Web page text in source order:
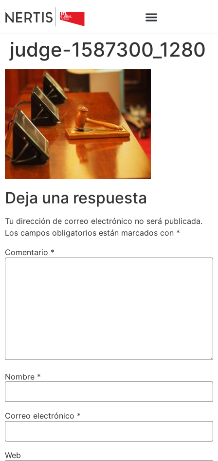
judge-1587300_1280
Deja una respuesta
Tu dirección de correo electrónico no será publicada.
Los campos obligatorios están marcados con *
Comentario *
Nombre *
Correo electrónico *
Web